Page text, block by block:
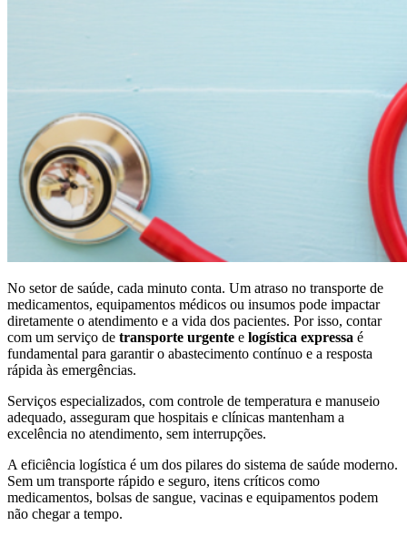
No setor de saúde, cada minuto conta. Um atraso no transporte de
medicamentos, equipamentos médicos ou insumos pode impactar
diretamente o atendimento e a vida dos pacientes. Por isso, contar
com um serviço de transporte urgente e logística expressa é
fundamental para garantir o abastecimento contínuo e a resposta
rápida às emergências.
Serviços especializados, com controle de temperatura e manuseio
adequado, asseguram que hospitais e clínicas mantenham a
excelência no atendimento, sem interrupções.
A eficiência logística é um dos pilares do sistema de saúde moderno.
Sem um transporte rápido e seguro, itens críticos como
medicamentos, bolsas de sangue, vacinas e equipamentos podem
não chegar a tempo.